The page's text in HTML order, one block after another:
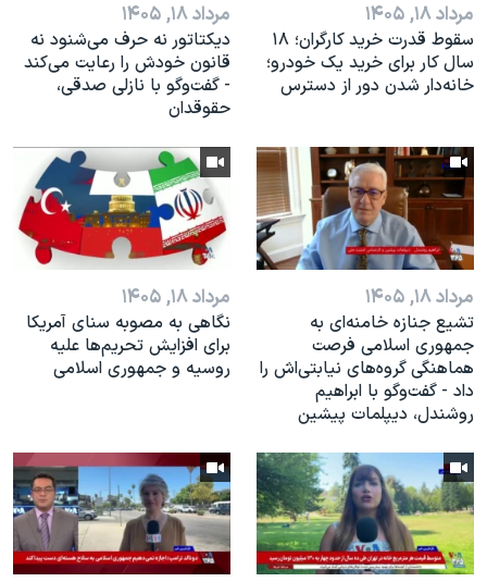
مرداد ۱۸, ۱۴۰۵
سقوط قدرت خرید کارگران؛ ۱۸
سال کار برای خرید یک خودرو؛
خانه‌دار شدن دور از دسترس
مرداد ۱۸, ۱۴۰۵
دیکتاتور نه حرف می‌شنود نه
قانون خودش را رعایت می‌کند
- گفت‌وگو با نازلی صدقی،
حقوقدان
مرداد ۱۸, ۱۴۰۵
تشیع جنازه خامنه‌ای به
جمهوری اسلامی فرصت
هماهنگی گروه‌های نیابتی‌اش را
داد - گفت‌وگو با ابراهیم
روشندل، دیپلمات پیشین
مرداد ۱۸, ۱۴۰۵
نگاهی به مصوبه سنای آمریکا
برای افزایش تحریم‌ها علیه
روسیه و جمهوری اسلامی